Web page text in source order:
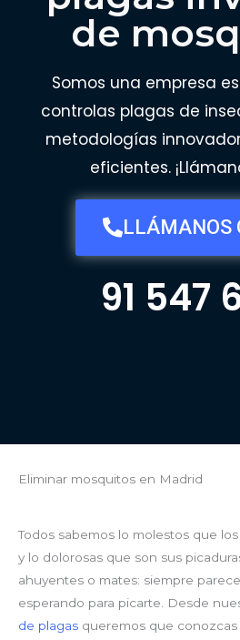
de
Somos una empresa
controlas plagas de
metodologías
eficientes.
LLÁMANOS
91 547
Eliminar mosquitos en Madrid
Todos sabemos lo molestos que
y lo dolorosas que son sus
ahuyentes o mates: siempre
esperando para picarte. Desde
de plagas queremos que